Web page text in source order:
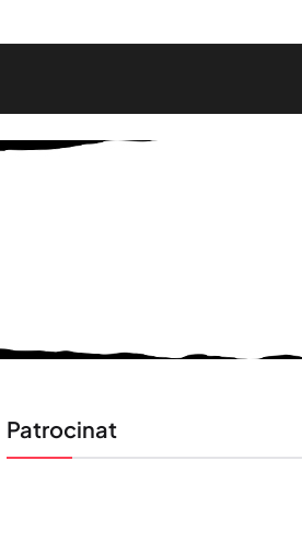
Patrocinat